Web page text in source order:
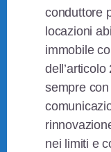
conduttore
locazioni
immobile
sempre
nei limiti e